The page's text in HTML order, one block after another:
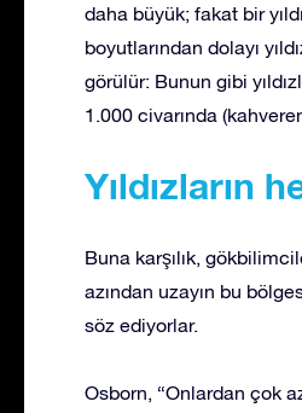
daha büyük; fakat bir
boyutlarından dolayı
görülür: Bunun gibi
1.000 civarında
Yıldızların
Buna karşılık,
azından uzayın bu
söz ediyorlar.
Osborn, “Onlardan çok